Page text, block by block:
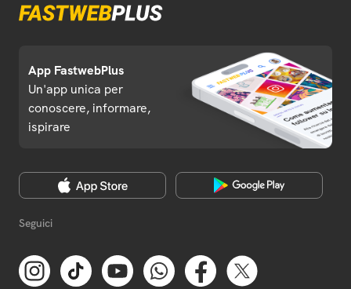
App FastwebPlus
Un'app unica per
conoscere, informare,
ispirare
Seguici